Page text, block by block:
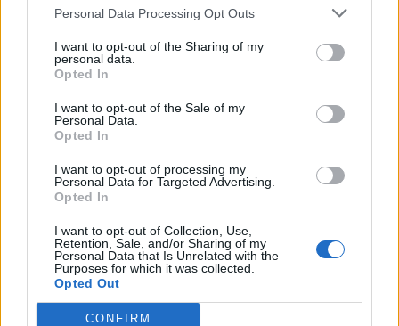
Personal Data Processing Opt Outs
I want to opt-out of the Sharing of my
personal data.
Opted In
I want to opt-out of the Sale of my
Personal Data.
Opted In
I want to opt-out of processing my
Personal Data for Targeted Advertising.
Opted In
I want to opt-out of Collection, Use,
Retention, Sale, and/or Sharing of my
Personal Data that Is Unrelated with the
Purposes for which it was collected.
Opted Out
CONFIRM
PIÙ LETTI OGGI